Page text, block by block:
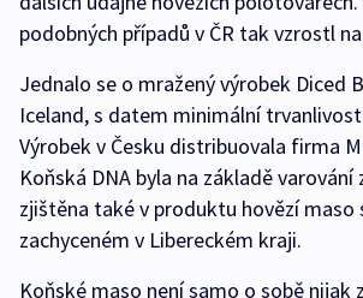
podobných případů v ČR tak vzrostl
Jednalo se o mražený výrobek Diced
Iceland, s datem minimální
Výrobek v Česku distribuovala firma
Koňská DNA byla na základě varování
zjištěna také v produktu hovězí maso
zachyceném v Libereckém kraji.
Koňské maso není samo o sobě nijak